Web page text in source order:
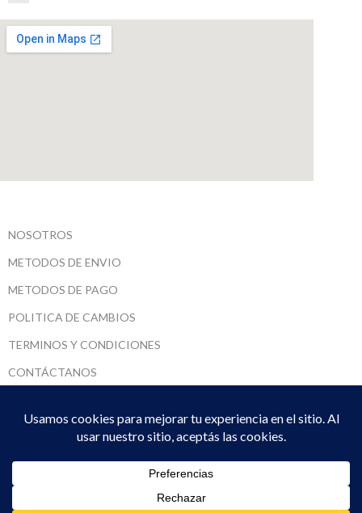
NOSOTROS
METODOS DE ENVIO
METODOS DE PAGO
POLITICA DE CAMBIOS
TERMINOS Y CONDICIONES
CONTÁCTANOS
SARUMADI SRL 2022 CREADO PORDPTO. SISTEMAS . PREMIUM E-COMMERCE